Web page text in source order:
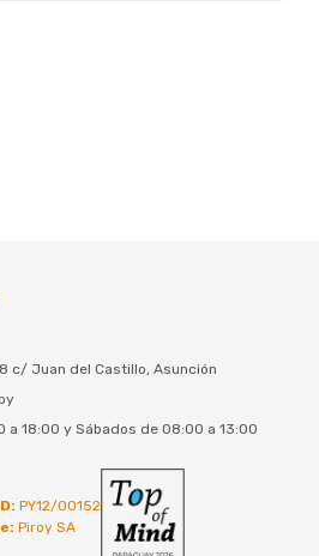
c/ Juan del Castillo, Asunción
a 18:00 y Sábados de 08:00 a 13:00
PY12/00152
Piroy SA